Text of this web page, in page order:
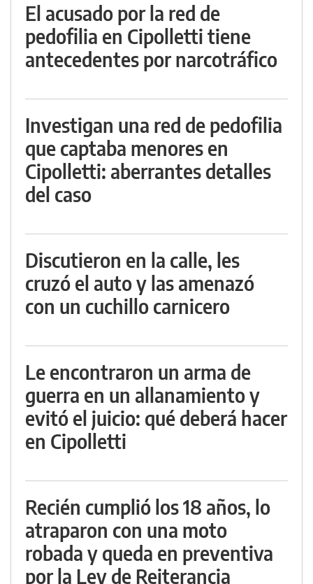
El acusado por la red de
pedofilia en Cipolletti tiene
antecedentes por narcotráfico
Investigan una red de pedofilia
que captaba menores en
Cipolletti: aberrantes detalles
del caso
Discutieron en la calle, les
cruzó el auto y las amenazó
con un cuchillo carnicero
Le encontraron un arma de
guerra en un allanamiento y
evitó el juicio: qué deberá hacer
en Cipolletti
Recién cumplió los 18 años, lo
atraparon con una moto
robada y queda en preventiva
por la Ley de Reiterancia